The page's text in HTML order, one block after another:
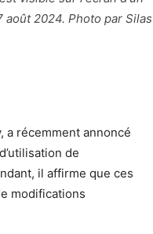
2024. Photo par Silas
a récemment annoncé
de
il affirme que ces
modifications